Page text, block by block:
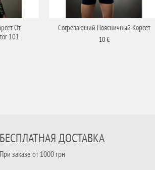
От
101
Согревающий Поясничный Корсет
10 €
БЕСПЛАТНАЯ ДОСТАВКА
При заказе от 1000 грн